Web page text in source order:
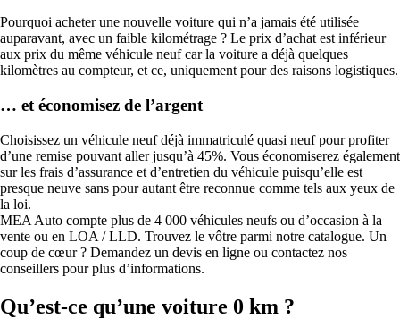
Pourquoi acheter une nouvelle voiture qui n’a jamais été utilisée
auparavant, avec un faible kilométrage ? Le prix d’achat est inférieur
aux prix du même véhicule neuf car la voiture a déjà quelques
kilomètres au compteur, et ce, uniquement pour des raisons logistiques.
… et économisez de l’argent
Choisissez un véhicule neuf déjà immatriculé quasi neuf pour profiter
d’une remise pouvant aller jusqu’à 45%. Vous économiserez également
sur les frais d’assurance et d’entretien du véhicule puisqu’elle est
presque neuve sans pour autant être reconnue comme tels aux yeux de
la loi.
MEA Auto compte plus de 4 000 véhicules neufs ou d’occasion à la
vente ou en LOA / LLD. Trouvez le vôtre parmi notre catalogue. Un
coup de cœur ? Demandez un devis en ligne ou contactez nos
conseillers pour plus d’informations.
Qu’est-ce qu’une voiture 0 km ?